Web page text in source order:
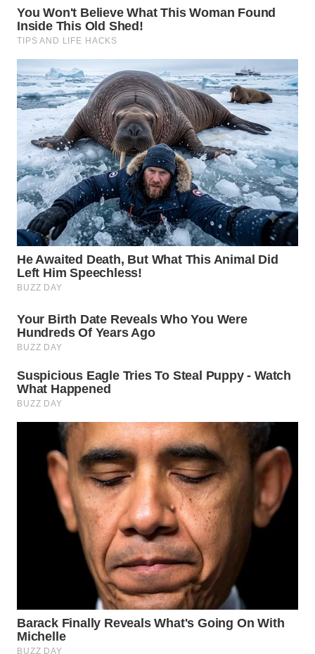
TEBING
TINGGI
WN
PAKPAK
WN
KARAWANG
WN
BEKASI
WN
BOGOR
WN
DEPOK
WN
TAPANULI
WN
SAMOSIR
PADANG
LAWAS
WN
SUMEDANG
WN
KEPULAUAN
SERIBU